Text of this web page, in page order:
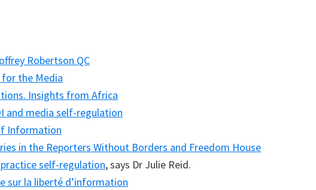
Robertson QC
for the Media
Insights from Africa
and media self-regulation
Information
in the Reporters Without Borders and Freedom House
self-regulation, says Dr Julie Reid.
sur la liberté d’information